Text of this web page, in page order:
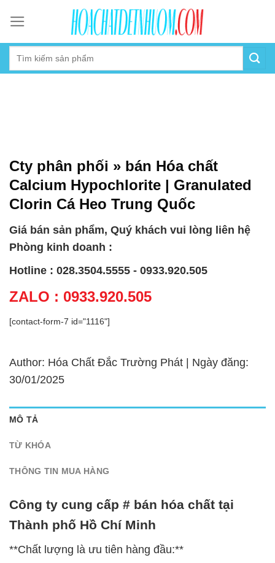
content
Cty phân phối » bán Hóa chất
Calcium Hypochlorite | Granulated
Clorin Cá Heo Trung Quốc
Giá bán sản phẩm, Quý khách vui lòng liên hệ
Phòng kinh doanh :
Hotline : 028.3504.5555 - 0933.920.505
ZALO : 0933.920.505
[contact-form-7 id="1116"]
Author: Hóa Chất Đắc Trường Phát | Ngày đăng:
30/01/2025
MÔ TẢ
TỪ KHÓA
THÔNG TIN MUA HÀNG
Công ty cung cấp # bán hóa chất tại
Thành phố Hồ Chí Minh
**Chất lượng là ưu tiên hàng đầu:**